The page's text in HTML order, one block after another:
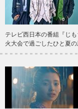
テレビ西日本の番組『じ
火大会で過ごしたひと夏